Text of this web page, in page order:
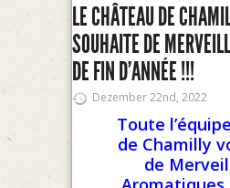
LE CHÂTEAU DE
SOUHAITE DE
DE FIN D’ANNÉE !!!
Dezember 22nd, 2022
Toute
de Chamilly
de